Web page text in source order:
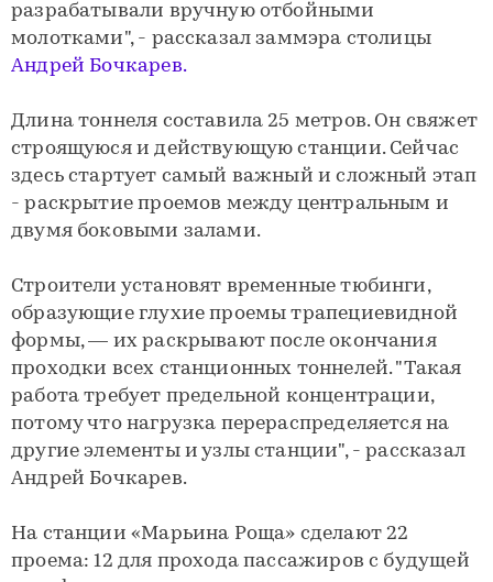
разрабатывали вручную отбойными
молотками", - рассказал заммэра столицы
Андрей Бочкарев.
Длина тоннеля составила 25 метров. Он свяжет
строящуюся и действующую станции. Сейчас
здесь стартует самый важный и сложный этап
- раскрытие проемов между центральным и
двумя боковыми залами.
Строители установят временные тюбинги,
образующие глухие проемы трапециевидной
формы, — их раскрывают после окончания
проходки всех станционных тоннелей. "Такая
работа требует предельной концентрации,
потому что нагрузка перераспределяется на
другие элементы и узлы станции", - рассказал
Андрей Бочкарев.
На станции «Марьина Роща» сделают 22
проема: 12 для прохода пассажиров с будущей